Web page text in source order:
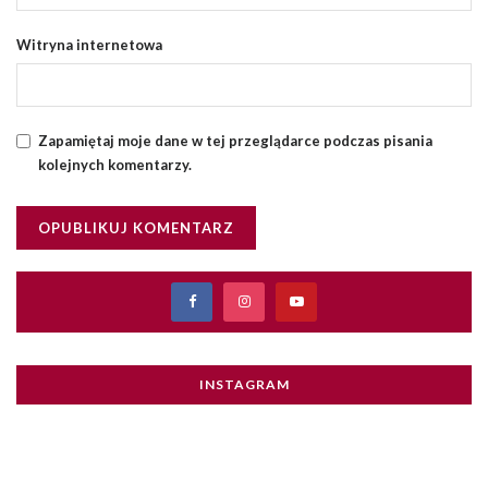
Witryna internetowa
Zapamiętaj moje dane w tej przeglądarce podczas pisania
kolejnych komentarzy.
INSTAGRAM